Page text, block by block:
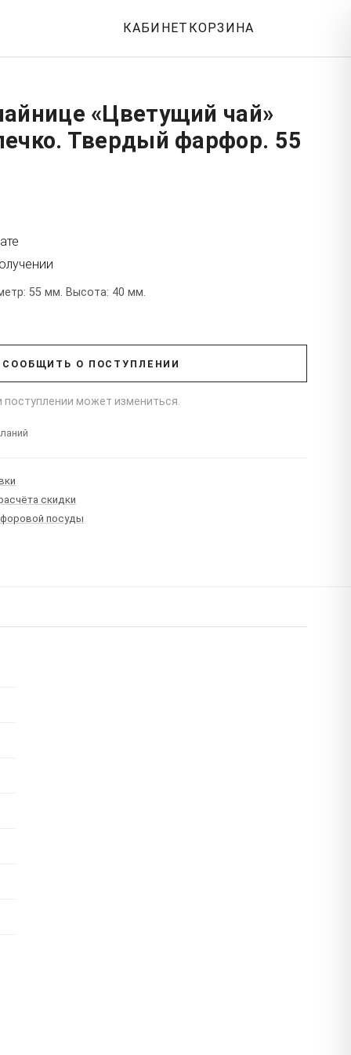
КАБИНЕТ КОРЗИНА
«Цветущий чай»
Твердый фарфор. 55
55 мм. Высота: 40 мм.
СООБЩИТЬ О ПОСТУПЛЕНИИ
поступлении может измениться.
скидки
посуды